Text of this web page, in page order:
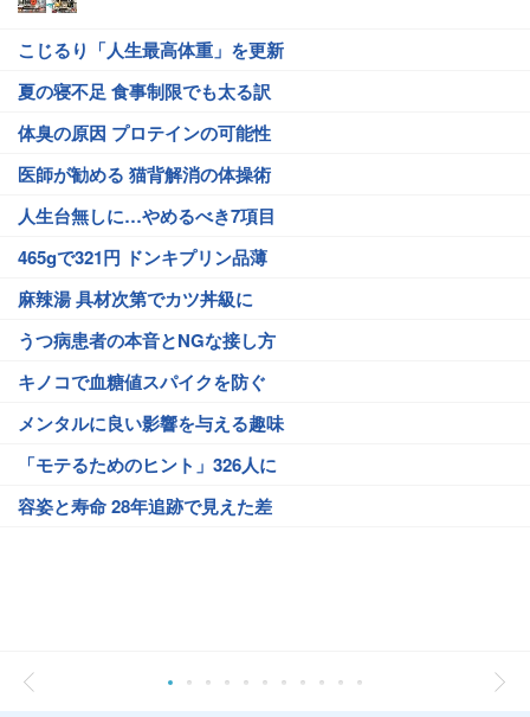
こじるり「人生最高体重」を更新
夏の寝不足 食事制限でも太る訳
体臭の原因 プロテインの可能性
医師が勧める 猫背解消の体操術
人生台無しに…やめるべき7項目
465gで321円 ドンキプリン品薄
麻辣湯 具材次第でカツ丼級に
うつ病患者の本音とNGな接し方
キノコで血糖値スパイクを防ぐ
メンタルに良い影響を与える趣味
「モテるためのヒント」326人に
容姿と寿命 28年追跡で見えた差